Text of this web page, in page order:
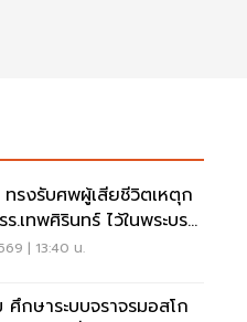
ทรงรับศพผู้เสียชีวิตเหตุก
.เทพศิรินทร์ ไว้ในพระบรม
าะห์| 13:40 น.
ศึกษาระบบจราจรมอสโก